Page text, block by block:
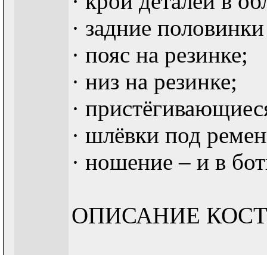
· задние
· пояс на резинке;
· низ на резинке;
·
· шлёвки под
· ношение – и в
ОПИСАНИЕ